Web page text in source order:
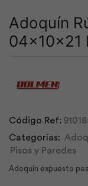
Adoquín
04x10x21
Código Ref:
Categorías:
Pisos y Paredes
Adoquín expuesto